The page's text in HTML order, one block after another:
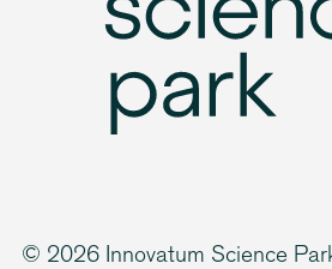
© 2026 Innovatum Science